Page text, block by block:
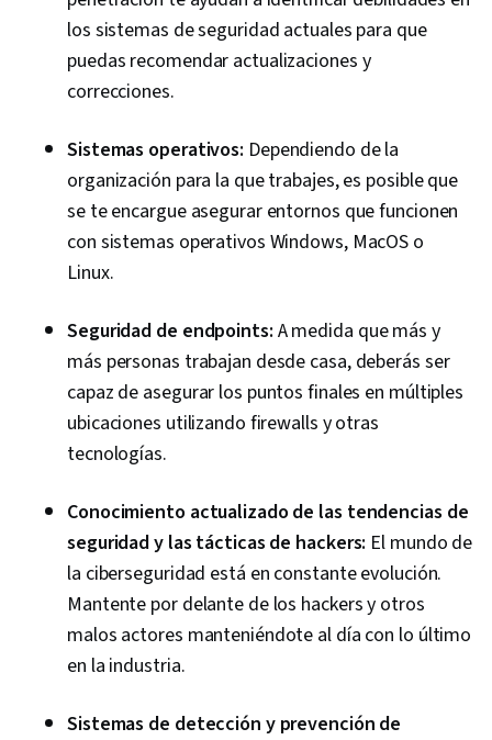
los sistemas de seguridad actuales para que
puedas recomendar actualizaciones y
correcciones.
Sistemas operativos: Dependiendo de la
organización para la que trabajes, es posible que
se te encargue asegurar entornos que funcionen
con sistemas operativos Windows, MacOS o
Linux.
Seguridad de endpoints: A medida que más y
más personas trabajan desde casa, deberás ser
capaz de asegurar los puntos finales en múltiples
ubicaciones utilizando firewalls y otras
tecnologías.
Conocimiento actualizado de las tendencias de
seguridad y las tácticas de hackers: El mundo de
la ciberseguridad está en constante evolución.
Mantente por delante de los hackers y otros
malos actores manteniéndote al día con lo último
en la industria.
Sistemas de detección y prevención de